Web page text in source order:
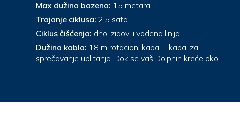
Max dužina bazena: 15 metara
Trajanje ciklusa: 2,5 sata
Ciklus čišćenja: dno, zidovi i vodena linija
Dužina kabla: 18 m rotacioni kabal – kabal za
sprečavanje uplitanja. Dok se vaš Dolphin kreće oko